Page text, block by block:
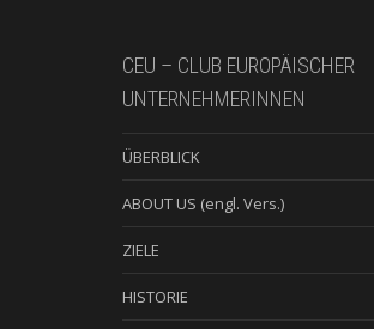
CEU – CLUB EUROPÄISCHER
UNTERNEHMERINNEN
ÜBERBLICK
ABOUT US (engl. Vers.)
ZIELE
HISTORIE